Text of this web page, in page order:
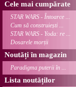
Cele mai cumpărate
STAR WARS - Întoarce ...
Cum să construiești ...
STAR WARS - Yoda: re ...
Dosarele morții
Noutăți în magazin
Paradigma puterii în ...
Lista noutăților